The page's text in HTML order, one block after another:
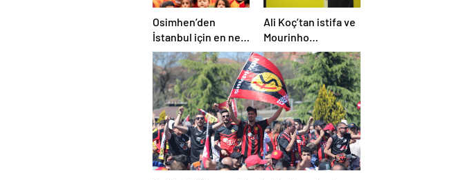
Osimhen’den
İstanbul için en net
açıklama!
Ali Koç’tan istifa ve
Mourinho
açıklaması